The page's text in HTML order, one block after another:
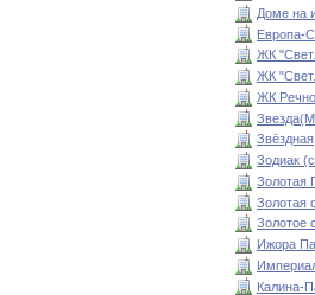
Доме на
Европа-
ЖК
ЖК
ЖК
Звёздная
Зодиак
Золотая
Золотая
Золотое
Ижора
Калина-